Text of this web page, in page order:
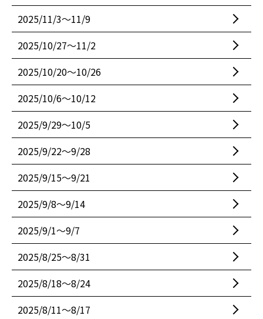
2025/11/3〜11/9
2025/10/27〜11/2
2025/10/20〜10/26
2025/10/6〜10/12
2025/9/29〜10/5
2025/9/22〜9/28
2025/9/15〜9/21
2025/9/8〜9/14
2025/9/1〜9/7
2025/8/25〜8/31
2025/8/18〜8/24
2025/8/11〜8/17